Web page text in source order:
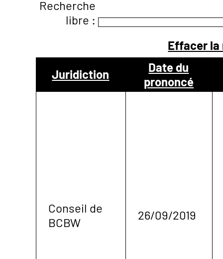
ANNEXE 4 CODT
CONTACTER
Recherche
libre :
Effacer
Juridiction
Date du
prononcé
Conseil de
BCBW
26/09/2019